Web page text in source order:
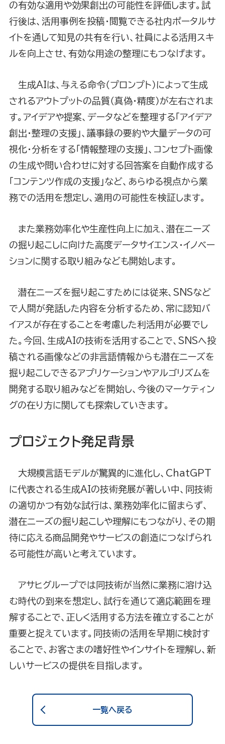
の有効な適用や効果創出の可能性を評価します。試
行後は、活用事例を投稿・閲覧できる社内ポータルサ
イトを通して知見の共有を行い、社員による活用スキ
ルを向上させ、有効な用途の整理にもつなげます。
生成AIは、与える命令（プロンプト）によって生成
されるアウトプットの品質（真偽・精度）が左右されま
す。アイデアや提案、データなどを整理する「アイデア
創出・整理の支援」、議事録の要約や大量データの可
視化・分析をする「情報整理の支援」、コンセプト画像
の生成や問い合わせに対する回答案を自動作成する
「コンテンツ作成の支援」など、あらゆる視点から業
務での活用を想定し、適用の可能性を検証します。
また業務効率化や生産性向上に加え、潜在ニーズ
の掘り起こしに向けた高度データサイエンス・イノベー
ションに関する取り組みなども開始します。
潜在ニーズを掘り起こすためには従来、SNSなど
で人間が発話した内容を分析するため、常に認知バ
イアスが存在することを考慮した利活用が必要でし
た。今回、生成AIの技術を活用することで、SNSへ投
稿される画像などの非言語情報からも潜在ニーズを
掘り起こしできるアプリケーションやアルゴリズムを
開発する取り組みなどを開始し、今後のマーケティン
グの在り方に関しても探索していきます。
プロジェクト発足背景
大規模言語モデルが驚異的に進化し、ChatGPT
に代表される生成AIの技術発展が著しい中、同技術
の適切かつ有効な試行は、業務効率化に留まらず、
潜在ニーズの掘り起こしや理解にもつながり、その期
待に応える商品開発やサービスの創造につなげられ
る可能性が高いと考えています。
アサヒグループでは同技術が当然に業務に溶け込
む時代の到来を想定し、試行を通じて適応範囲を理
解することで、正しく活用する方法を確立することが
重要と捉えています。同技術の活用を早期に検討す
ることで、お客さまの嗜好性やインサイトを理解し、新
しいサービスの提供を目指します。
一覧へ戻る